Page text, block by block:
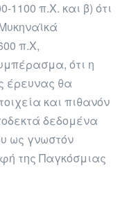
1100 π.Χ. και β) ότι
π.Χ,
ότι η
έρευνας θα
και πιθανόν
δεδομένα
ως γνωστόν
της Παγκόσμιας